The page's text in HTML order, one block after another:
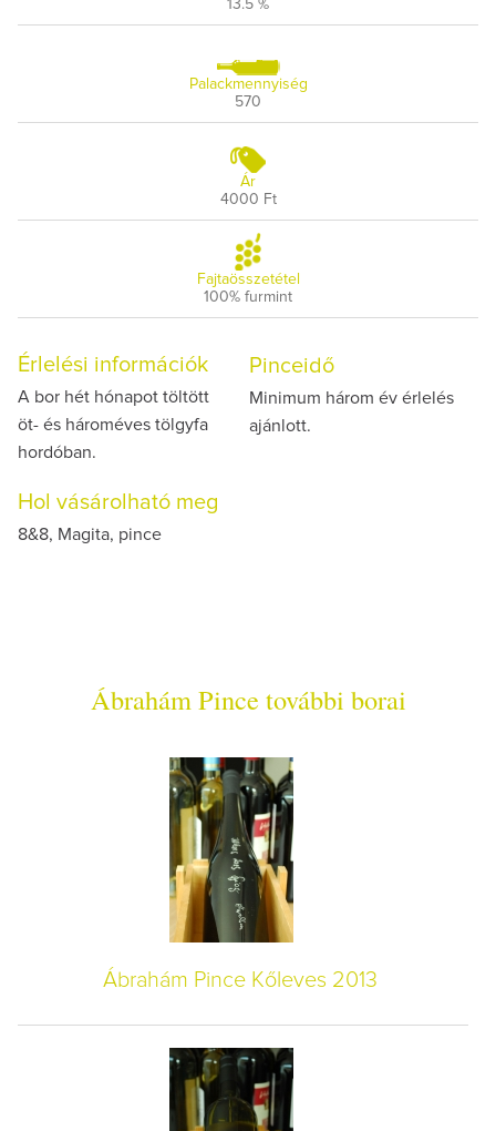
13.5 %
Palackmennyiség
570
Ár
4000 Ft
Fajtaösszetétel
100% furmint
Érlelési információk
A bor hét hónapot töltött
öt- és hároméves tölgyfa
hordóban.
Pinceidő
Minimum három év érlelés
ajánlott.
Hol vásárolható meg
8&8, Magita, pince
Ábrahám Pince további borai
Ábrahám Pince Kőleves 2013